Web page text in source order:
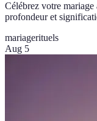
Célébrez votre
profondeur et
mariagerituels
Aug 5